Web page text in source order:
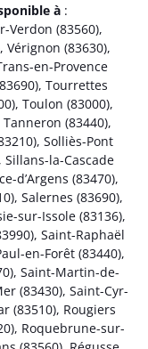
à :
Verdon (83560),
, Vérignon (83630),
en-Provence
, Tourrettes
, Toulon (83000),
Tanneron (83440),
, Solliès-Pont
Sillans-la-Cascade
d’Argens (83470),
, Salernes (83690),
sur-Issole (83136),
, Saint-Raphaël
en-Forêt (83440),
, Saint-Martin-de-
(83430), Saint-Cyr-
(83510), Rougiers
, Roquebrune-sur-